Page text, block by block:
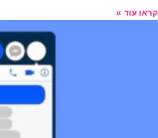
קראו עוד »